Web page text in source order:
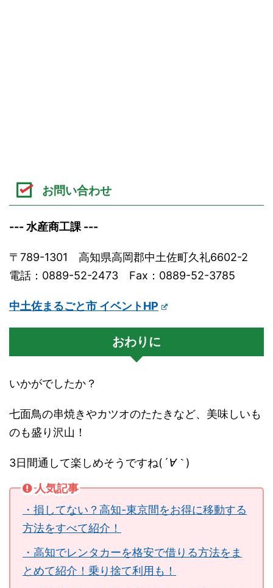
お問い合わせ
--- 水産商工課 ---
〒789-1301 高知県高岡郡中土佐町久礼6602-2
電話：0889-52-2473 Fax：0889-52-3785
中土佐まるごと市 イベントHP
おわりに
いかがでしたか？
七面鳥の串焼きやカツオのたたきなど、美味しいも
のも盛り沢山！
3日間通して楽しめそうですね( ´∀｀ )
人気記事
・損してない？高知-東京間をお得に移動する
方法をすべて紹介！
・高知でレンタカーを格安で借りる方法をま
とめて紹介！乗り捨て利用も！